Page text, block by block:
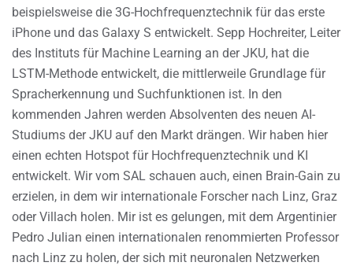
beispielsweise die 3G-Hochfrequenztechnik für das erste
iPhone und das Galaxy S entwickelt. Sepp Hochreiter, Leiter
des Instituts für Machine Learning an der JKU, hat die
LSTM-Methode entwickelt, die mittlerweile Grundlage für
Spracherkennung und Suchfunktionen ist. In den
kommenden Jahren werden Absolventen des neuen AI-
Studiums der JKU auf den Markt drängen. Wir haben hier
einen echten Hotspot für Hochfrequenztechnik und KI
entwickelt. Wir vom SAL schauen auch, einen Brain-Gain zu
erzielen, in dem wir internationale Forscher nach Linz, Graz
oder Villach holen. Mir ist es gelungen, mit dem Argentinier
Pedro Julian einen internationalen renommierten Professor
nach Linz zu holen, der sich mit neuronalen Netzwerken